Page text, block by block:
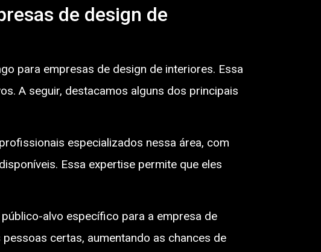
de design de
para empresas de design de interiores. Essa
A seguir, destacamos alguns dos principais
especializados nessa área, com
Essa expertise permite que eles
alvo específico para a empresa de
certas, aumentando as chances de